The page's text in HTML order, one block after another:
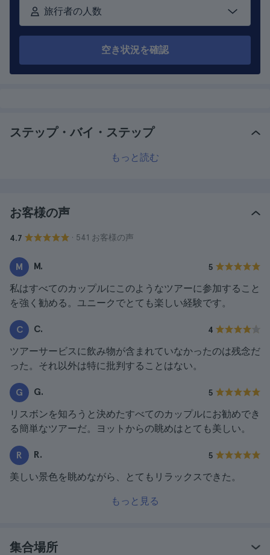
旅行者の人数
空き状況を確認
ステップ・バイ・ステップ
もっと読む
お客様の声
4.7 · 541 お客様の声
M M. 5
私はすべてのカップルにこのようなツアーに参加すること
を強く勧める。ユニークでとても楽しい経験です。
C C. 4
ツアーサービスに飲み物が含まれていなかったのは残念だ
った。それ以外は特に批判することはない。
G G. 5
リスボンを知ろうと決めたすべてのカップルにお勧めでき
る簡単なツアーだ。ヨットからの眺めはとても美しい。
R R. 5
美しい景色を眺めながら、とてもリラックスできた。
もっと見る
集合場所